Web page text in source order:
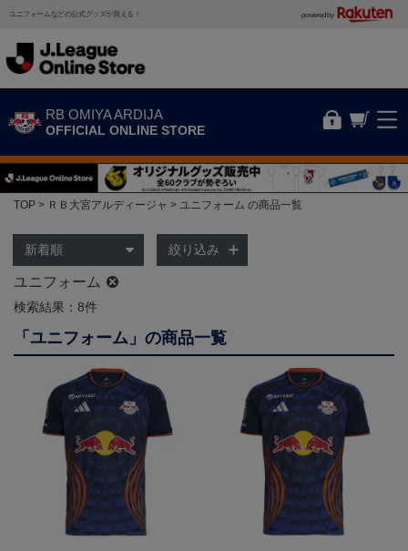
ユニフォームなどの公式グッズが買える！ powered by
RB OMIYA ARDIJA
OFFICIAL ONLINE STORE
TOP ＲＢ大宮アルディージャ ユニフォーム の商品一覧
絞り込み
ユニフォーム
検索結果：8件
「ユニフォーム」の商品一覧